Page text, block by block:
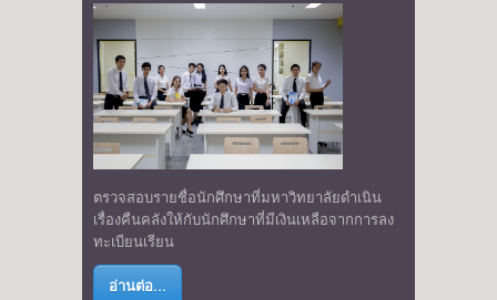
ตรวจสอบรายชื่อนักศึกษาที่มหาวิทยาลัยดำเนิน
เรื่องคืนคลังให้กับนักศึกษาที่มีเงินเหลือจากการลง
ทะเบียนเรียน
อ่านต่อ...